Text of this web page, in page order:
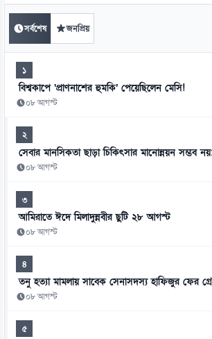
সর্বশেষ জনপ্রিয়
১
বিশ্বকাপে ‘প্রাণনাশের হুমকি’ পেয়েছিলেন মেসি!
০৮ আগস্ট
২
সেবার মানসিকতা ছাড়া চিকিৎসার মানোন্নয়ন সম্ভব নয়:
০৮ আগস্ট
৩
আমিরাতে ঈদে মিলাদুন্নবীর ছুটি ২৮ আগস্ট
০৮ আগস্ট
৪
তনু হত্যা মামলায় সাবেক সেনাসদস্য হাফিজুর ফের
০৮ আগস্ট
৫